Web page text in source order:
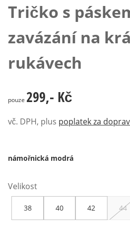
Tričko s
zavázání na
rukávech
299,- Kč
pouze 299,- Kč
vč. DPH, plus poplatek za
námořnická modrá
Velikost
38 40 42 44